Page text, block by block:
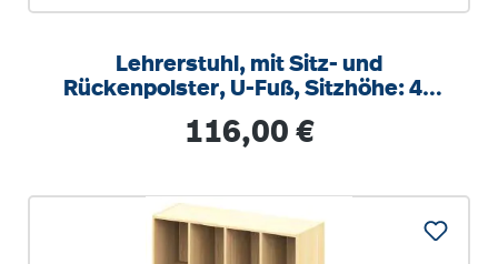
Lehrerstuhl, mit Sitz- und
Rückenpolster, U-Fuß, Sitzhöhe: 46
Regulärer Preis:
116,00 €